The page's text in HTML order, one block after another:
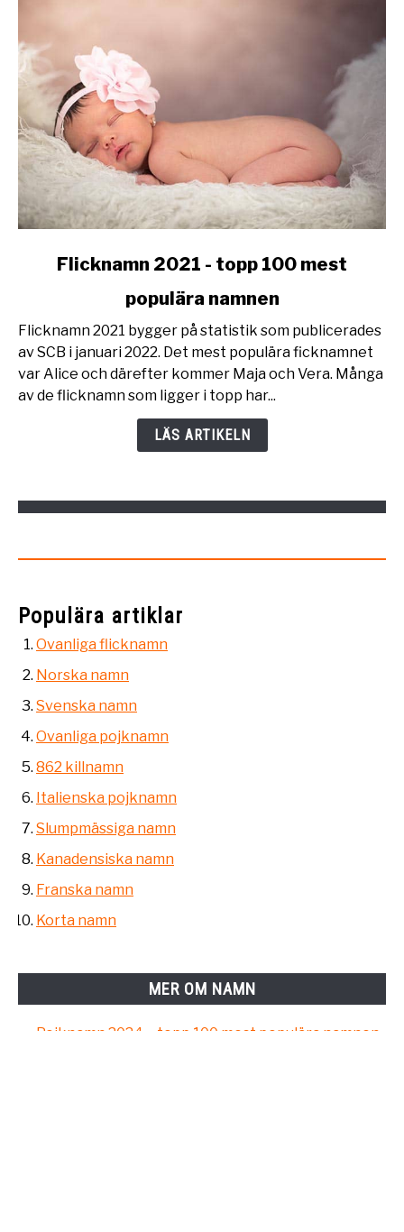
2021
topp
Flicknamn 2021 - topp 100 mest
populära namnen
Flicknamn 2021 bygger på statistik som publicerades
av SCB i januari 2022. Det mest populära ficknamnet
var Alice och därefter kommer Maja och Vera. Många
av de flicknamn som ligger i topp har...
LÄS ARTIKELN
Populära artiklar
Ovanliga flicknamn
Norska namn
Svenska namn
Ovanliga pojknamn
862 killnamn
Italienska pojknamn
Slumpmässiga namn
Kanadensiska namn
Franska namn
Korta namn
MER OM NAMN
Pojknamn 2024 – topp 100 mest populära namnen